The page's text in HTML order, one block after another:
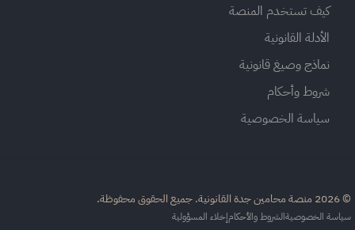
كيف تستخدم المنصة
الأدلة القانونية
نماذج وصيغ قانونية
شروط وأحكام
سياسة الخصوصية
الحقوق محفوظة.
الخصوصيةالشروط والأحكامإخلاء المسؤولية